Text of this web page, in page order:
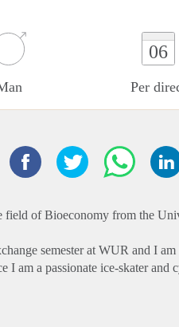
06
Per
field of Bioeconomy from the
semester at WUR and I
am a passionate ice-skater and